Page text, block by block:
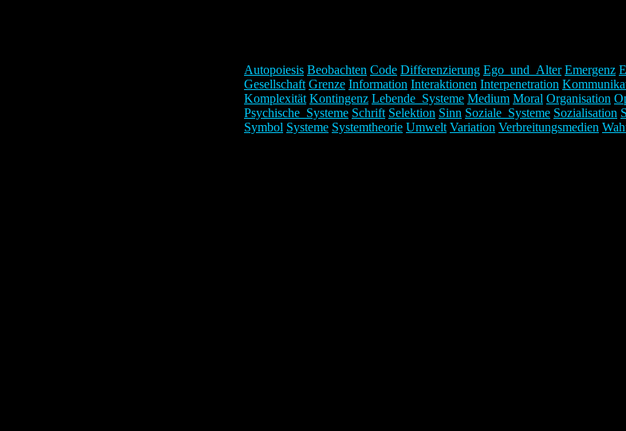
Autopoiesis Beobachten Code Differenzierung Ego_und_Alter Emergenz
Gesellschaft Grenze Information Interaktionen Interpenetration
Komplexität Kontingenz Lebende_Systeme Medium Moral Organisation
Psychische_Systeme Schrift Selektion Sinn Soziale_Systeme Sozialisation
Symbol Systeme Systemtheorie Umwelt Variation Verbreitungsmedien